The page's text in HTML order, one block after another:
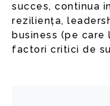
succes, continua
reziliența,
business (pe
factori critici de